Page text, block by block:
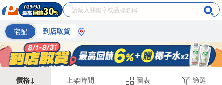
宅配 到店取貨
價格↓ 上架時間 圖表 篩選